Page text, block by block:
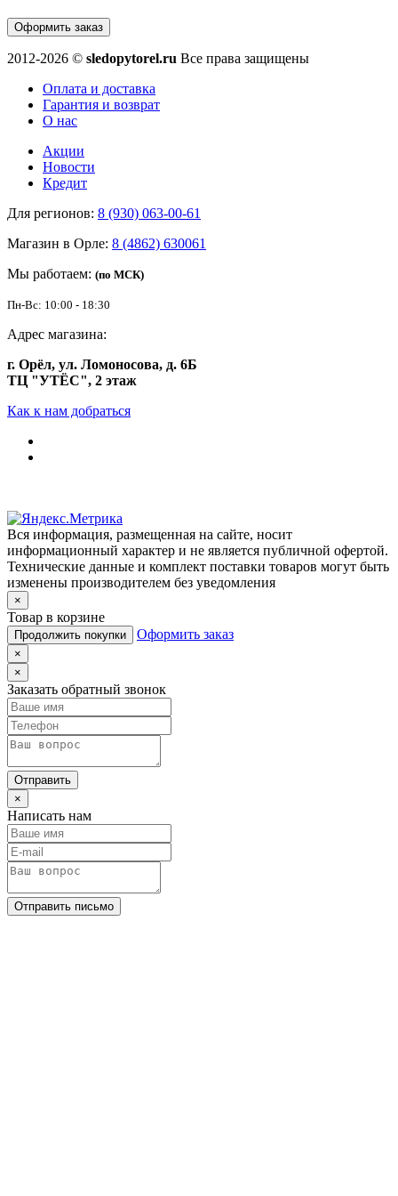
Оформить заказ
2012-2026 © sledopytorel.ru Все права защищены
Оплата и доставка
Гарантия и возврат
О нас
Акции
Новости
Кредит
Для регионов: 8 (930) 063-00-61
Магазин в Орле: 8 (4862) 630061
Мы работаем: (по МСК)
Пн-Вс: 10:00 - 18:30
Адрес магазина:
г. Орёл, ул. Ломоносова, д. 6Б
ТЦ "УТЁС", 2 этаж
Как к нам добраться
Вся информация, размещенная на сайте, носит
информационный характер и не является публичной офертой.
Технические данные и комплект поставки товаров могут быть
изменены производителем без уведомления
×
Товар в корзине
Продолжить покупки Оформить заказ
×
×
Заказать обратный звонок
Отправить
×
Написать нам
Отправить письмо